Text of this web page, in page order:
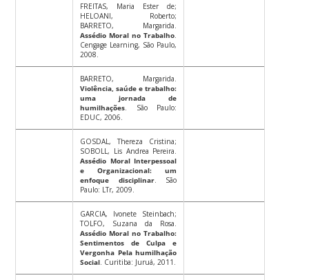
FREITAS, Maria Ester de;
HELOANI, Roberto;
BARRETO, Margarida.
Assédio Moral no Trabalho
Cengage Learning, São Paulo,
2008.
BARRETO, Margarida.
Violência, saúde e trabalho:
uma jornada de
humilhações . São Paulo:
EDUC, 2006.
GOSDAL, Thereza Cristina;
SOBOLL, Lis Andrea Pereira.
Assédio Moral Interpessoal
e Organizacional: um
enfoque disciplinar. São
Paulo: LTr, 2009.
GARCIA, Ivonete Steinbach;
TOLFO, Suzana da Rosa.
Assédio Moral no Trabalho:
Sentimentos de Culpa e
Vergonha Pela humilhação
Social . Curitiba: Juruá, 2011.